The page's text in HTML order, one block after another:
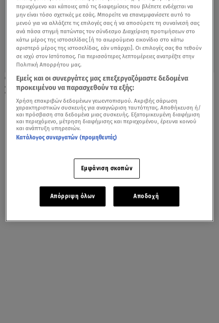
13.03.23, 15:33
Σε ποια τρόφιμα παρατηρούνται οι
μεγαλύτερες αυξήσεις
περιεχόμενο και κάποιες από τις διαφημίσεις που βλέπετε ενδέχεται να
μην είναι τόσο σχετικές με εσάς. Μπορείτε να επανεμφανίσετε αυτό το
μενού για να αλλάξετε τις επιλογές σας ή να αποσύρετε τη συναίνεσή σας
ανά πάσα στιγμή πατώντας τον σύνδεσμο Διαχείριση προτιμήσεων στο
κάτω μέρος της ιστοσελίδας [ή το αιωρούμενο εικονίδιο στο κάτω
αριστερό μέρος της ιστοσελίδας, εάν υπάρχει]. Οι επιλογές σας θα τεθούν
σε ισχύ στον Ιστότοπος. Για περισσότερες λεπτομέρειες ανατρέξτε στην
Πολιτική Απορρήτου μας.
Εμείς και οι συνεργάτες μας επεξεργαζόμαστε δεδομένα
προκειμένου να παρασχεθούν τα εξής:
Χρήση επακριβών δεδομένων γεωεντοπισμού. Ακριβής σάρωση
χαρακτηριστικών συσκευής για αναγνώριση ταυτότητας. Αποθήκευση ή/
και πρόσβαση στα δεδομένα μιας συσκευής. Εξατομικευμένη διαφήμιση
και περιεχόμενο, μέτρηση διαφήμισης και περιεχομένου, έρευνα κοινού
και ανάπτυξη υπηρεσιών.
Κατάλογος συνεργατών (προμηθευτές)
Εμφάνιση σκοπών
Απόρριψη όλων Αποδοχή